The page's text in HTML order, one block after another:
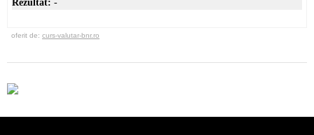
Rezultat: -
oferit de: curs-valutar-bnr.ro